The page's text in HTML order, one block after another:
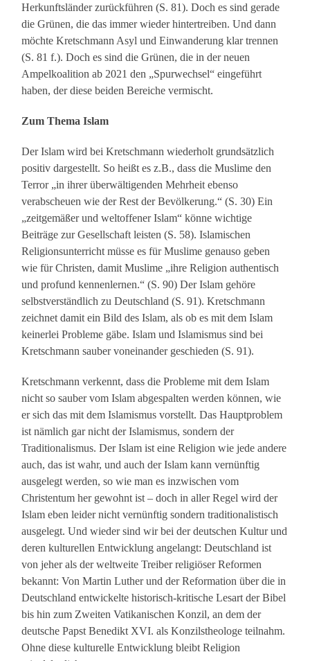
Herkunftsländer zurückführen (S. 81). Doch es sind gerade
die Grünen, die das immer wieder hintertreiben. Und dann
möchte Kretschmann Asyl und Einwanderung klar trennen
(S. 81 f.). Doch es sind die Grünen, die in der neuen
Ampelkoalition ab 2021 den „Spurwechsel“ eingeführt
haben, der diese beiden Bereiche vermischt.
Zum Thema Islam
Der Islam wird bei Kretschmann wiederholt grundsätzlich
positiv dargestellt. So heißt es z.B., dass die Muslime den
Terror „in ihrer überwältigenden Mehrheit ebenso
verabscheuen wie der Rest der Bevölkerung.“ (S. 30) Ein
„zeitgemäßer und weltoffener Islam“ könne wichtige
Beiträge zur Gesellschaft leisten (S. 58). Islamischen
Religionsunterricht müsse es für Muslime genauso geben
wie für Christen, damit Muslime „ihre Religion authentisch
und profund kennenlernen.“ (S. 90) Der Islam gehöre
selbstverständlich zu Deutschland (S. 91). Kretschmann
zeichnet damit ein Bild des Islam, als ob es mit dem Islam
keinerlei Probleme gäbe. Islam und Islamismus sind bei
Kretschmann sauber voneinander geschieden (S. 91).
Kretschmann verkennt, dass die Probleme mit dem Islam
nicht so sauber vom Islam abgespalten werden können, wie
er sich das mit dem Islamismus vorstellt. Das Hauptproblem
ist nämlich gar nicht der Islamismus, sondern der
Traditionalismus. Der Islam ist eine Religion wie jede andere
auch, das ist wahr, und auch der Islam kann vernünftig
ausgelegt werden, so wie man es inzwischen vom
Christentum her gewohnt ist – doch in aller Regel wird der
Islam eben leider nicht vernünftig sondern traditionalistisch
ausgelegt. Und wieder sind wir bei der deutschen Kultur und
deren kulturellen Entwicklung angelangt: Deutschland ist
von jeher als der weltweite Treiber religiöser Reformen
bekannt: Von Martin Luther und der Reformation über die in
Deutschland entwickelte historisch-kritische Lesart der Bibel
bis hin zum Zweiten Vatikanischen Konzil, an dem der
deutsche Papst Benedikt XVI. als Konzilstheologe teilnahm.
Ohne diese kulturelle Entwicklung bleibt Religion